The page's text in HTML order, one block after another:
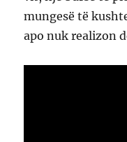
mungesë të
apo nuk realizon